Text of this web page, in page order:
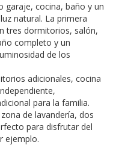
garaje, cocina, baño y un
natural. La primera
tres dormitorios, salón,
completo y un
de los
adicionales, cocina
para la familia.
de lavandería, dos
para disfrutar del
ejemplo.